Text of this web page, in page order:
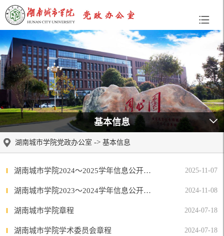
基本信息
湖南城市学院党政办公室 -> 基本信息
湖南城市学院2024～2025学年信息公开工作报告 2025-11-07
湖南城市学院2023～2024学年信息公开工作报告 2024-11-08
湖南城市学院章程 2024-07-18
湖南城市学院学术委员会章程 2024-07-18